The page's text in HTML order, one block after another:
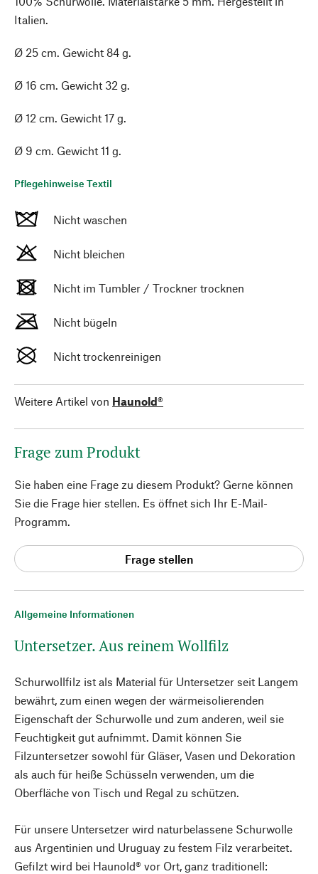
Allgemeine Informationen
Untersetzer. Aus reinem Wollfilz
Schurwollfilz ist als Material für Untersetzer seit Langem
bewährt, zum einen wegen der wärmeisolierenden
Eigenschaft der Schurwolle und zum anderen, weil sie
Feuchtigkeit gut aufnimmt. Damit können Sie
Filzuntersetzer sowohl für Gläser, Vasen und Dekoration
als auch für heiße Schüsseln verwenden, um die
Oberfläche von Tisch und Regal zu schützen.
Für unsere Untersetzer wird naturbelassene Schurwolle
aus Argentinien und Uruguay zu festem Filz verarbeitet.
Gefilzt wird bei Haunold® vor Ort, ganz traditionell:
Italien.
Ø 25 cm. Gewicht 84 g.
Ø 16 cm. Gewicht 32 g.
Ø 12 cm. Gewicht 17 g.
Ø 9 cm. Gewicht 11 g.
Pflegehinweise Textil
Nicht waschen
Nicht bleichen
Nicht im Tumbler / Trockner trocknen
Nicht bügeln
Nicht trockenreinigen
Weitere Artikel von Haunold®
Frage zum Produkt
Sie haben eine Frage zu diesem Produkt? Gerne können
Sie die Frage hier stellen. Es öffnet sich Ihr E-Mail-
Programm.
Frage stellen